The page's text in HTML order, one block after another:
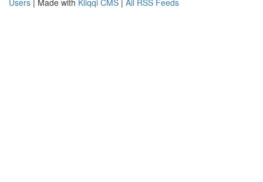
Users | Made with Kliqqi CMS | All RSS Feeds